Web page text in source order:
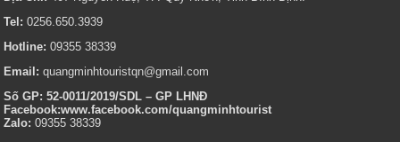
Tel: 0256.650.3939
Hotline: 09355 38339
Email:quangminhtouristqn@gmail.com
Số GP: 52-0011/2019/SDL – GP LHNĐ
Facebook:www.facebook.com/quangminhtourist
Zalo: 09355 38339